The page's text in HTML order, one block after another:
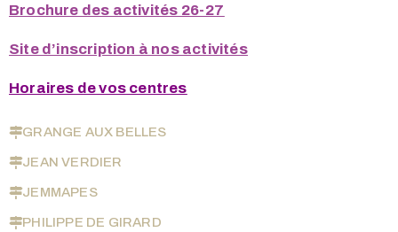
Brochure des activités 26-27
Site d’inscription à nos activités
Horaires de vos centres
GRANGE AUX BELLES
JEAN VERDIER
JEMMAPES
PHILIPPE DE GIRARD